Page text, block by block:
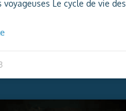
voyageuses Le cycle de vie des